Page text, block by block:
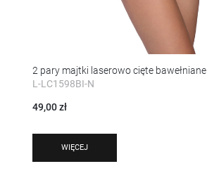
2 pary majtki laserowo cięte bawełniane
L-LC1598BI-N
49,00 zł
WIĘCEJ